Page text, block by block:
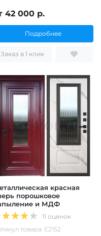
42 000 р.
Подробнее
Заказ в 1 клик
красная
порошковое
и МДФ
11 оценок
товара: Е2152